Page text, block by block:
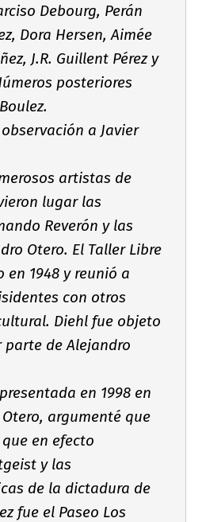
Debourg, Perán
Dora Hersen, Aimée
J.R. Guillent Pérez y
posteriores
a Javier
artistas de
lugar las
Reverón y las
Otero. El Taller Libre
1948 y reunió a
con otros
Diehl fue objeto
de Alejandro
en 1998 en
argumenté que
en efecto
y las
de la dictadura de
fue el Paseo Los